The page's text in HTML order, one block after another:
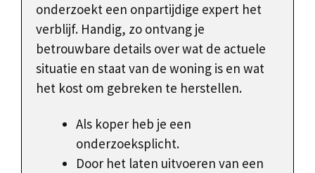
onderzoekt een onpartijdige expert het
verblijf. Handig, zo ontvang je
betrouwbare details over wat de actuele
situatie en staat van de woning is en wat
het kost om gebreken te herstellen.
Als koper heb je een
onderzoeksplicht.
Door het laten uitvoeren van een